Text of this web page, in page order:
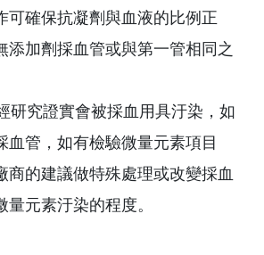
可確保抗凝劑與血液的比例正
添加劑採血管或與第一管相同之
研究證實會被採血用具汙染，如
血管，如有檢驗微量元素項目
商的建議做特殊處理或改變採血
元素汙染的程度。